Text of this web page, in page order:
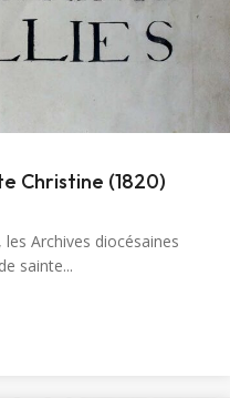
Christine (1820)
Archives diocésaines
sainte...